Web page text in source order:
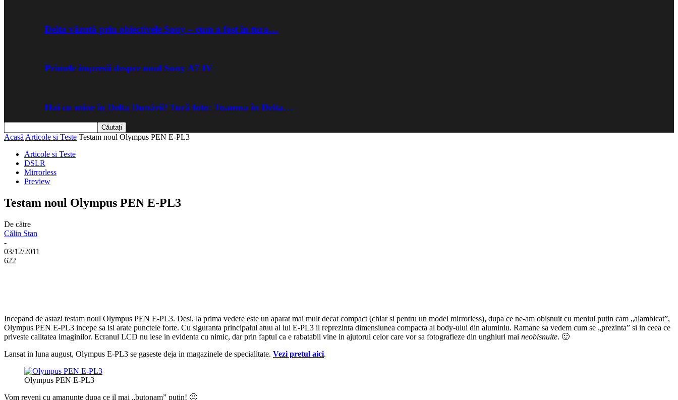
Delta văzută prin obiectivele Sony – cum a fost în tura…
Primele impresii despre noul Sony A7 IV
Hai cu mine în Delta Dunării! Tură foto: Toamna în Delta…
Acasă Articole si Teste Testam noul Olympus PEN E-PL3
Articole si Teste
DSLR
Mirrorless
Preview
Testam noul Olympus PEN E-PL3
De către
Călin Stan
-
03/12/2011
622
Incepand de astazi testam noul Olympus PEN E-PL3. Desi, la prima vedere este un aparat mai mult decat compact (chiar si pentru un model mirrorless), dupa ce ne-am obisnuit cu meniul putin cam „alambicat”,
Olympus PEN E-PL3 incepe sa isi arate punctele forte. Cu siguranta principalul atuu al lui E-PL3 il reprezinta dimensiunea compacta al body-ului din aluminiu. Ramane sa vedem cum se „prezinta” si in ceea ce
priveste calitatea imaginilor. Ecranul LCD nu iese in evidenta cu nimic, dar prin faptul ca e rabatabil vine in ajutorul celor care vor sa fotografieze din unghiuri mai neobisnuite. 🙂
Lansat in luna august, Olympus E-PL3 se gaseste deja in magazinele de specialitate. Vezi pretul aici.
Olympus PEN E-PL3
Vom reveni cu amanunte dupa ce il mai „butonam” putin! 🙂